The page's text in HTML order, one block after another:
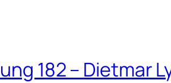
182 – Dietmar